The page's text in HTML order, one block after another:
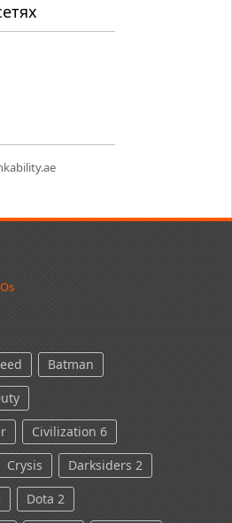
Batman
Civilization 6
Crysis
Darksiders 2
Dota 2